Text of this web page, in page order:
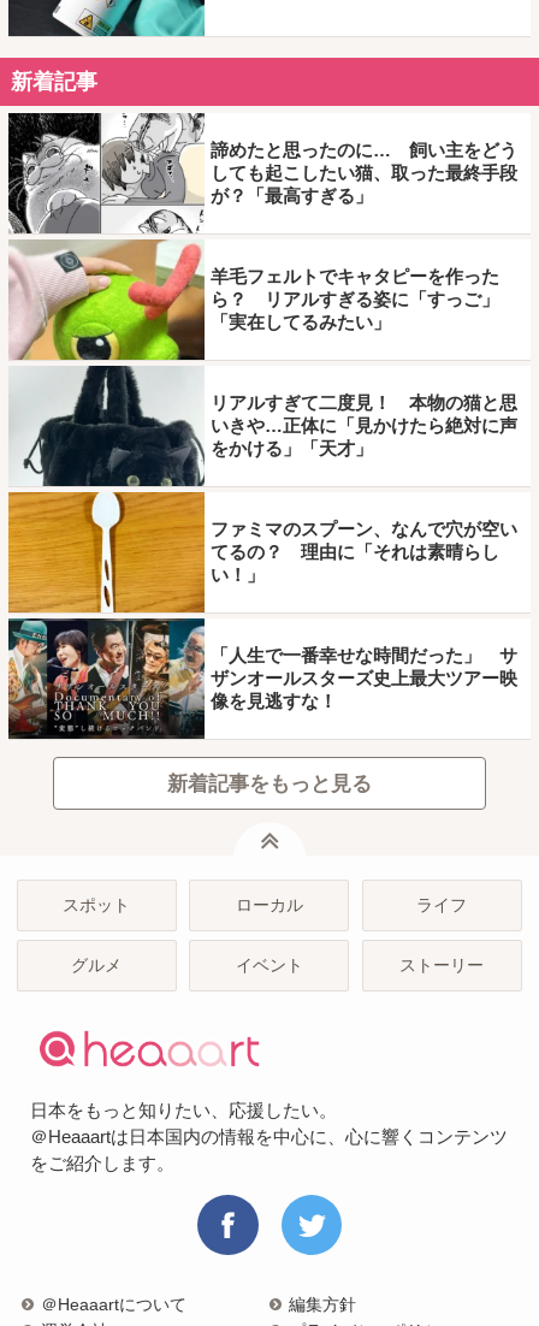
新着記事
諦めたと思ったのに… 飼い主をどう
しても起こしたい猫、取った最終手段
が？「最高すぎる」
羊毛フェルトでキャタピーを作った
ら？ リアルすぎる姿に「すっご」
「実在してるみたい」
リアルすぎて二度見！ 本物の猫と思
いきや…正体に「見かけたら絶対に声
をかける」「天才」
ファミマのスプーン、なんで穴が空い
てるの？ 理由に「それは素晴らし
い！」
「人生で一番幸せな時間だった」 サ
ザンオールスターズ史上最大ツアー映
像を見逃すな！
新着記事をもっと見る
スポット ローカル ライフ
グルメ イベント ストーリー
日本をもっと知りたい、応援したい。
＠Heaaartは日本国内の情報を中心に、心に響くコンテンツ
をご紹介します。
＠Heaaartについて
編集方針